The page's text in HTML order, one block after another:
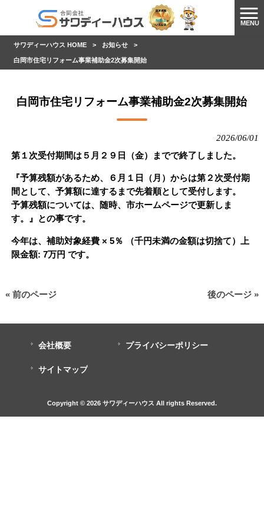
MENU
サワディーハウス HOME > お知らせ >
白岡市住宅リフォーム事業補助金2次募集開始
白岡市住宅リフォーム事業補助金2次募集開始
2026/06/01
第１次受付期間は５月２９日（金）までで終了しました。
『予算残額があるため、６月１日（月）からは第２次受付期
間として、予算額に達するまで先着順として受付します。
予算残額については、随時、市ホームページで更新しま
す。』との事です。
今年は、補助対象経費 × 5％ （千円未満の金額は切捨て）
上
限金額: 7万円 です。
« 前のページ 後のページ »
会社概要 プライバシーポリシー
サイトマップ
Copyright © 2026 サワディーハウス All rights Reserved.